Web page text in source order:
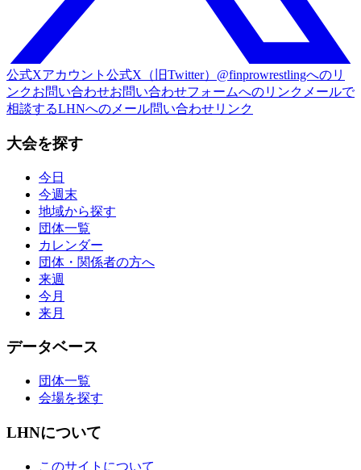
公式Xアカウント 公式X（旧Twitter）@finprowrestlingへのリ
ンクお問い合わせお問い合わせフォームへのリンク メールで
相談するLHNへのメール問い合わせリンク
大会を探す
今日
今週末
地域から探す
団体一覧
カレンダー
団体・関係者の方へ
来週
今月
来月
データベース
団体一覧
会場を探す
LHNについて
このサイトについて